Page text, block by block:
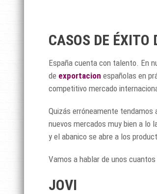
CASOS DE ÉXITO
España cuenta con talento. En
de exportacion españolas en
competitivo mercado
Quizás erróneamente tendamos
nuevos mercados muy bien a lo
y el abanico se abre a los
Vamos a hablar de unos
JOVI